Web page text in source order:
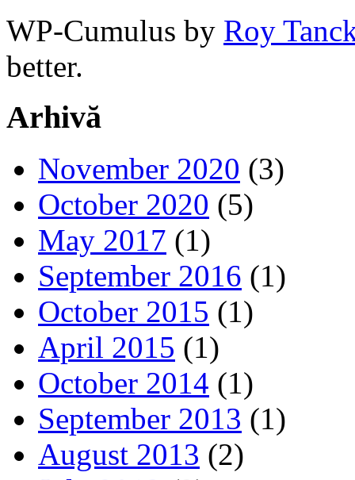
WP-Cumulus by Roy
better.
Arhivă
November 2020 (3)
October 2020 (5)
May 2017 (1)
September 2016 (1)
October 2015 (1)
April 2015 (1)
October 2014 (1)
September 2013 (1)
August 2013 (2)